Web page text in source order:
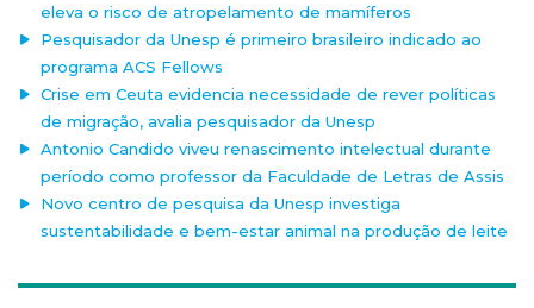
eleva o risco de atropelamento de mamíferos
Pesquisador da Unesp é primeiro brasileiro indicado ao
programa ACS Fellows
Crise em Ceuta evidencia necessidade de rever políticas
de migração, avalia pesquisador da Unesp
Antonio Candido viveu renascimento intelectual durante
período como professor da Faculdade de Letras de Assis
Novo centro de pesquisa da Unesp investiga
sustentabilidade e bem-estar animal na produção de leite